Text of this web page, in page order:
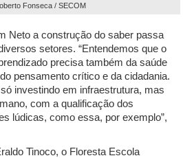
Fonseca / SECOM
Neto a construção do saber passa
setores. “Entendemos que o
precisa também da saúde
pensamento crítico e da cidadania.
investindo em infraestrutura, mas
com a qualificação dos
lúdicas, como essa, por exemplo”,
Tinoco, o Floresta Escola